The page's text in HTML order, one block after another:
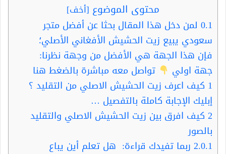
محتوى الموضوع [أخف]
0.1 لمن دخل هذا المقال بحثا عن أفضل متجر
سعودي يبيع زيت الحشيش الأفغاني الأصلي؛
فإن هذا الجهة هي الأفضل من وجهة نظرنا:
جهة اولي
تواصل معه مباشرة بالضغط هنا
1 كيف اعرف زيت الحشيش الاصلي من التقليد ؟
إبليك الإجابة كاملة بالتفصيل …
2 كيف افرق بين زيت الحشيش الاصلي والتقليد
بالصور
2.0.1 ربما تفيدك قراءة: هل تعلم أين يباع